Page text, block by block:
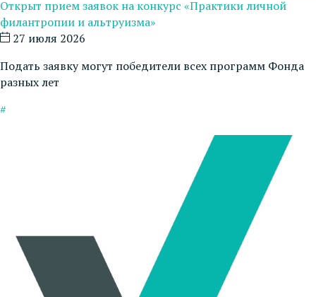
Открыт прием заявок на конкурс «Практики личной
филантропии и альтруизма»
27 июля 2026
Подать заявку могут победители всех программ Фонда
разных лет
#